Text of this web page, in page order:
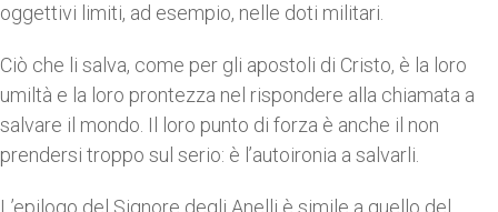
oggettivi limiti, ad esempio, nelle doti militari.
Ciò che li salva, come per gli apostoli di Cristo, è la loro
umiltà e la loro prontezza nel rispondere alla chiamata a
salvare il mondo. Il loro punto di forza è anche il non
prendersi troppo sul serio: è l’autoironia a salvarli.
L’epilogo del Signore degli Anelli è simile a quello del